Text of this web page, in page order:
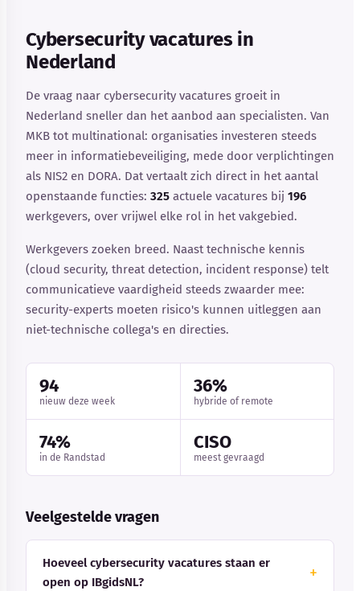
Cybersecurity vacatures in
Nederland
De vraag naar cybersecurity vacatures groeit in
Nederland sneller dan het aanbod aan specialisten. Van
MKB tot multinational: organisaties investeren steeds
meer in informatiebeveiliging, mede door verplichtingen
als NIS2 en DORA. Dat vertaalt zich direct in het aantal
openstaande functies: 325 actuele vacatures bij 196
werkgevers, over vrijwel elke rol in het vakgebied.
Werkgevers zoeken breed. Naast technische kennis
(cloud security, threat detection, incident response) telt
communicatieve vaardigheid steeds zwaarder mee:
security-experts moeten risico's kunnen uitleggen aan
niet-technische collega's en directies.
94
nieuw deze week
36%
hybride of remote
74%
in de Randstad
CISO
meest gevraagd
Veelgestelde vragen
Hoeveel cybersecurity vacatures staan er
open op IBgidsNL?